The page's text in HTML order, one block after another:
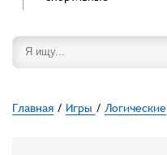
Главная / Игры / Логические